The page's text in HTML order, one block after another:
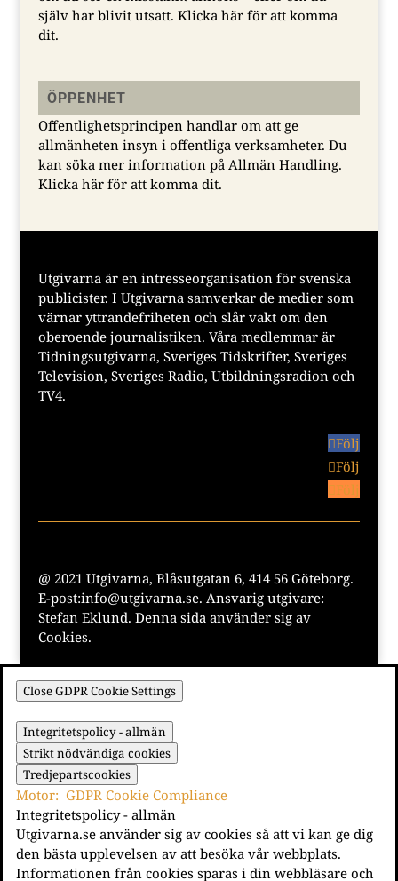
själv har blivit utsatt. Klicka här för att komma
dit.
ÖPPENHET
Offentlighetsprincipen handlar om att ge
allmänheten insyn i offentliga verksamheter. Du
kan söka mer information på Allmän Handling.
Klicka här för att komma dit.
Utgivarna är en intresseorganisation för svenska
publicister. I Utgivarna samverkar de medier som
värnar yttrandefriheten och slår vakt om den
oberoende journalistiken. Våra medlemmar är
Tidningsutgivarna, Sveriges Tidskrifter, Sveriges
Television, Sveriges Radio, Utbildningsradion och
TV4.
Följ
Följ
Följ
@ 2021 Utgivarna, Blåsutgatan 6, 414 56 Göteborg.
E-post:info@utgivarna.se. Ansvarig utgivare:
Stefan Eklund. Denna sida använder sig av
Cookies.
Close GDPR Cookie Settings
Integritetspolicy - allmän
Strikt nödvändiga cookies
Tredjepartscookies
Motor: GDPR Cookie Compliance
Integritetspolicy - allmän
Utgivarna.se använder sig av cookies så att vi kan ge dig
den bästa upplevelsen av att besöka vår webbplats.
Informationen från cookies sparas i din webbläsare och